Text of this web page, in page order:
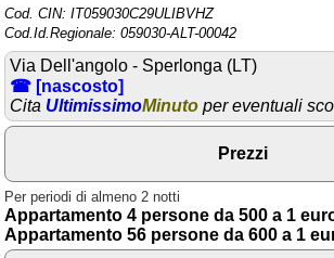
Cod. CIN: IT059030C29ULIBVHZ
Cod.Id.Regionale: 059030-ALT-00042
Via Dell'angolo - Sperlonga (LT)
☎ [nascosto]
Cita UltimissimoMinuto per eventuali
Prezzi
Per periodi di almeno 2 notti
Appartamento 4 persone da 500 a 1
Appartamento 56 persone da 600 a 1
Chi siamo
Blog
Eventi e cose da vedere
➕ Segnala evento
Chi siamo
Ambienti